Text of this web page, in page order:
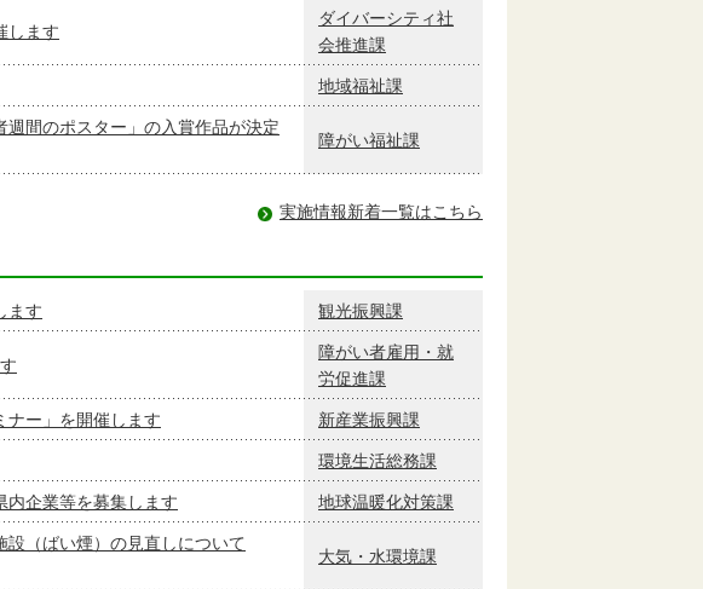
します
ダイバーシティ社
会推進課
地域福祉課
間のポスター」の入賞作品が決定
障がい福祉課
実施情報新着一覧はこちら
ます 観光振興課
障がい者雇用・就
労促進課
ナー」を開催します 新産業振興課
環境生活総務課
内企業等を募集します 地球温暖化対策課
設（ばい煙）の見直しについて
大気・水環境課